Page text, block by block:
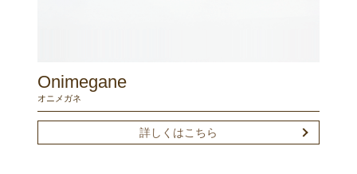
Onimegane
オニメガネ
詳しくはこちら